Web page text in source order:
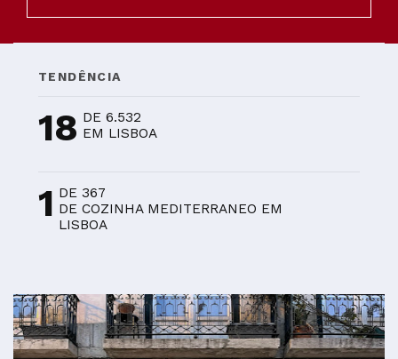
TENDÊNCIA
18 DE 6.532
EM LISBOA
1 DE 367
DE COZINHA MEDITERRANEO EM
LISBOA